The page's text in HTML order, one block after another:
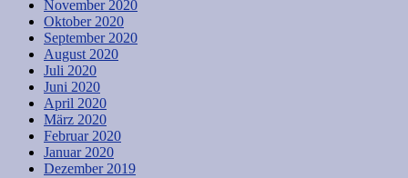
November 2020
Oktober 2020
September 2020
August 2020
Juli 2020
Juni 2020
April 2020
März 2020
Februar 2020
Januar 2020
Dezember 2019